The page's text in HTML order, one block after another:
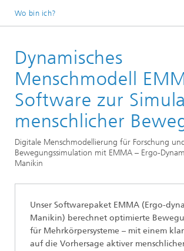
Wo bin ich?
Abteilungen und Bereiche
Mathematik für die
Dynamisches
Menschmodell
Software zur
menschlicher
Digitale Menschmodellierung für Forschung
Bewegungssimulation mit EMMA – Ergo-
Manikin
Unser Softwarepaket EMMA (Ergo-
Manikin) berechnet optimierte
für Mehrkörpersysteme – mit einem
auf die Vorhersage aktiver